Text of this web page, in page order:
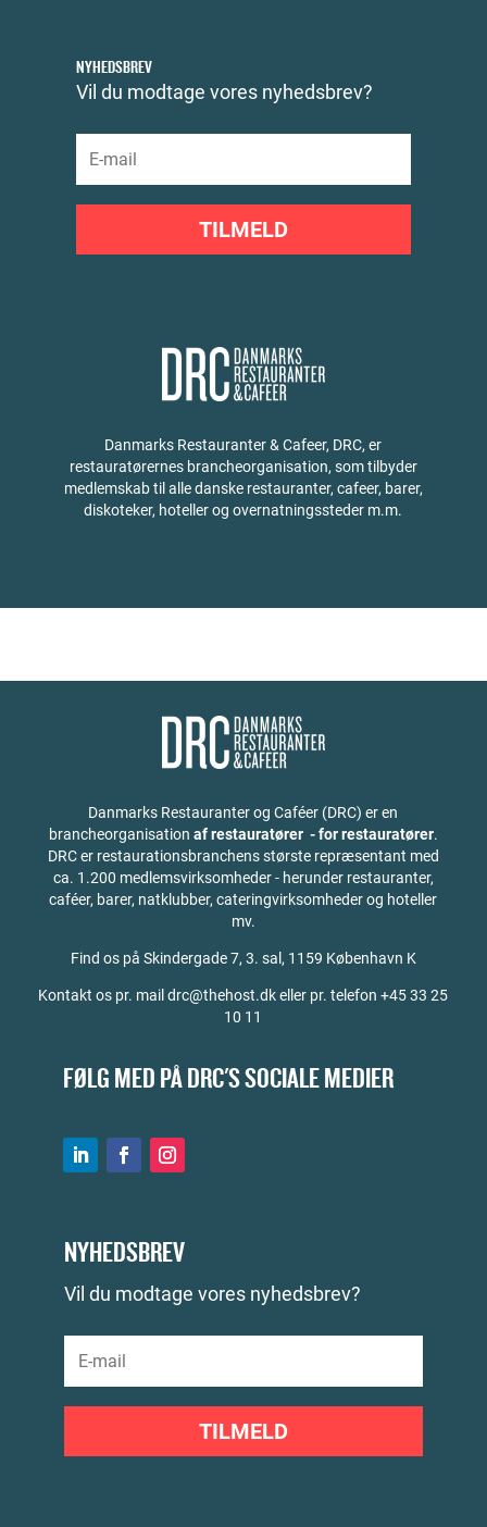
NYHEDSBREV
Vil du modtage vores nyhedsbrev?
TILMELD
Danmarks Restauranter & Cafeer, DRC, er
restauratørernes brancheorganisation, som tilbyder
medlemskab til alle danske restauranter, cafeer, barer,
diskoteker, hoteller og overnatningssteder m.m.
Danmarks Restauranter og Caféer (DRC) er en
brancheorganisation af restauratører - for restauratører.
DRC er restaurationsbranchens største repræsentant med
ca. 1.200 medlemsvirksomheder - herunder restauranter,
caféer, barer, natklubber, cateringvirksomheder og hoteller
mv.
Find os på Skindergade 7, 3. sal, 1159 København K
Kontakt os pr. mail drc@thehost.dk eller pr. telefon +45 33 25
10 11
FØLG MED PÅ DRC'S SOCIALE MEDIER
NYHEDSBREV
Vil du modtage vores nyhedsbrev?
TILMELD